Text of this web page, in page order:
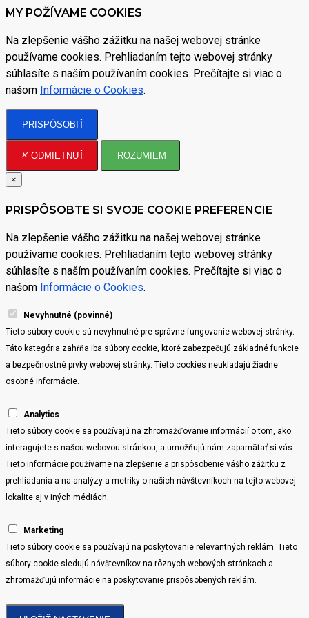
MY POŽÍVAME COOKIES
Na zlepšenie vášho zážitku na našej webovej stránke
používame cookies. Prehliadaním tejto webovej stránky
súhlasíte s naším používaním cookies. Prečítajte si viac o
našom Informácie o Cookies.
PRISPÔSOBIŤ
ODMIETNUŤ ROZUMIEM
×
PRISPÔSOBTE SI SVOJE COOKIE PREFERENCIE
Na zlepšenie vášho zážitku na našej webovej stránke
používame cookies. Prehliadaním tejto webovej stránky
súhlasíte s naším používaním cookies. Prečítajte si viac o
našom Informácie o Cookies.
Nevyhnutné (povinné)
Tieto súbory cookie sú nevyhnutné pre správne fungovanie webovej stránky.
Táto kategória zahŕňa iba súbory cookie, ktoré zabezpečujú základné funkcie
a bezpečnostné prvky webovej stránky. Tieto cookies neukladajú žiadne
osobné informácie.
Analytics
Tieto súbory cookie sa používajú na zhromažďovanie informácií o tom, ako
interagujete s našou webovou stránkou, a umožňujú nám zapamätať si vás.
Tieto informácie používame na zlepšenie a prispôsobenie vášho zážitku z
prehliadania a na analýzy a metriky o našich návštevníkoch na tejto webovej
lokalite aj v iných médiách.
Marketing
Tieto súbory cookie sa používajú na poskytovanie relevantných reklám. Tieto
súbory cookie sledujú návštevníkov na rôznych webových stránkach a
zhromažďujú informácie na poskytovanie prispôsobených reklám.